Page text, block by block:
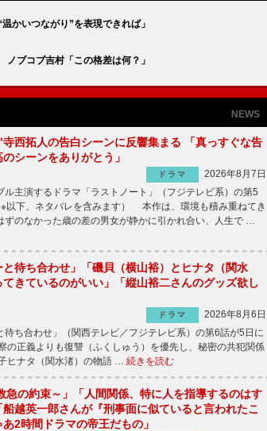
かいつながり”を表現できれば」
ブコブ吉村「この格差は何？」
NEWS
寺西拓人の告白シーンに反響集まる 「真っすぐな告
シーンをありがとう」
ドラマ
2026年8月7日
主演するドラマ「ラストノート」（フジテレビ系）の第5
以下、ネタバレを含みます） 本作は、環境も積み重ねてき
ずのなかった歳の差の男女が静かに引かれ合い、人生で …
と待ち合わせ」「磯貝（横山裕）とヒナタ（関水
きているのがいい」「縦山裕二さんのグッズ欲し
ドラマ
2026年8月6日
ち合わせ」（関西テレビ／フジテレビ系）の第6話が5日に
正義よりも復讐（ふくしゅう）を優先し、秘密の共犯関係
ヒナタ（関水渚）の物語 … 続きを読む
急の約束～」「人間関係、特に人を指導するのはす
越英一郎さんが『刑事面に似ていると言われたこ
2時間ドラマの帝王だもの」